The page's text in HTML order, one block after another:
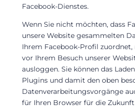
Facebook-Dienstes.
Wenn Sie nicht möchten, dass
unsere Website gesammelten
Ihrem Facebook-Profil zuordnet,
vor Ihrem Besuch unserer
ausloggen. Sie können das
Plugins und damit den oben
Datenverarbeitungsvorgänge
für Ihren Browser für die